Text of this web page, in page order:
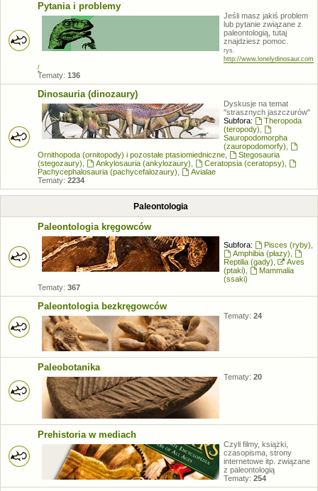
Pytania i problemy
Jeśli masz jakiś problem
lub pytanie związane z
paleontologią, tutaj
znajdziesz pomoc.
rys.
http://www.lonelydinosaur.com
/
Tematy: 136
Dinosauria (dinozaury)
Dyskusje na temat
"strasznych jaszczurów"
Subfora:
Theropoda
(teropody)
Sauropodomorpha
(zauropodomorfy)
Ornithopoda (ornitopody) i pozostałe ptasiomiedniczne
Stegosauria
(stegozaury)
Ankylosauria (ankylozaury) Ceratopsia (ceratopsy)
Pachycephalosauria (pachycefalozaury)
Avialae
Tematy: 2234
Paleontologia
Paleontologia kręgowców
Subfora: Pisces (ryby)
Amphibia (płazy)
Reptilia (gady)
Aves
(ptaki)
Mammalia
(ssaki)
Tematy: 367
Paleontologia bezkręgowców
Tematy: 24
Paleobotanika
Tematy: 20
Prehistoria w mediach
Czyli filmy, książki,
czasopisma, strony
internetowe itp. związane
z paleontologią
Tematy: 254